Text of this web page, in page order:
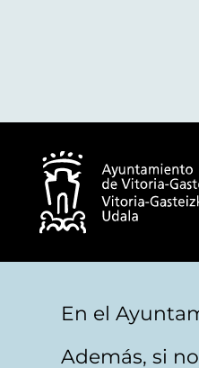
En el
Además, si